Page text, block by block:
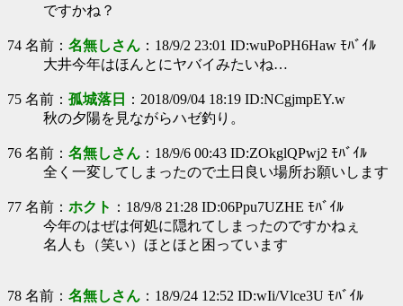
ですかね？
74 名前： 名無しさん ：18/9/2 23:01 ID:wuPoPH6Haw ﾓﾊﾞｲﾙ
大井今年はほんとにヤバイみたいね…
75 名前： 孤城落日
：2018/09/04 18:19 ID:NCgjmpEY.w
秋の夕陽を見ながらハゼ釣り。
76 名前： 名無しさん ：18/9/6 00:43 ID:ZOkglQPwj2 ﾓﾊﾞｲﾙ
全く一変してしまったので土日良い場所お願いします
77 名前： ホクト ：18/9/8 21:28 ID:06Ppu7UZHE ﾓﾊﾞｲﾙ
今年のはぜは何処に隠れてしまったのですかねぇ
名人も（笑い）ほとほと困っています
78 名前： 名無しさん ：18/9/24 12:52 ID:wIi/Vlce3U ﾓﾊﾞｲﾙ